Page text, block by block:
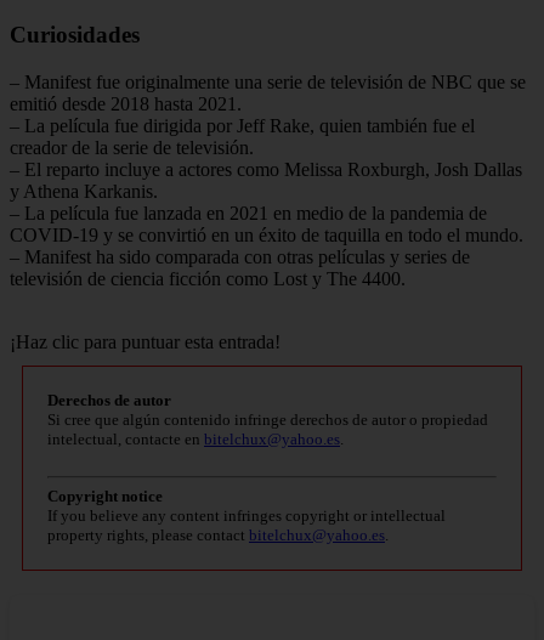
Curiosidades
– Manifest fue originalmente una serie de televisión de NBC que se
emitió desde 2018 hasta 2021.
– La película fue dirigida por Jeff Rake, quien también fue el
creador de la serie de televisión.
– El reparto incluye a actores como Melissa Roxburgh, Josh Dallas
y Athena Karkanis.
– La película fue lanzada en 2021 en medio de la pandemia de
COVID-19 y se convirtió en un éxito de taquilla en todo el mundo.
– Manifest ha sido comparada con otras películas y series de
televisión de ciencia ficción como Lost y The 4400.
¡Haz clic para puntuar esta entrada!
Derechos de autor
Si cree que algún contenido infringe derechos de autor o propiedad
intelectual, contacte en bitelchux@yahoo.es
Copyright notice
If you believe any content infringes copyright or intellectual
property rights, please contact bitelchux@yahoo.es